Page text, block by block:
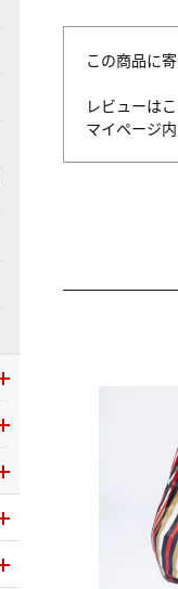
この商品に
レビューは
マイページ